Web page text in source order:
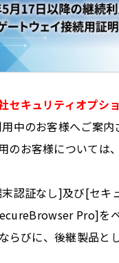
セキュリティオプシ
中のお客様へご案内
のお客様については
認証なし]及び[セキ
Pro]を
らびに、後継製品